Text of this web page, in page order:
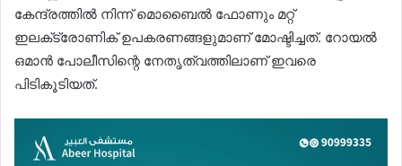
കേന്ദ്രത്തില്‍ നിന്ന് മൊബൈല്‍ ഫോണും മറ്റ്
ഇലക്‌ട്രോണിക് ഉപകരണങ്ങളുമാണ് മോഷ്ടിച്ചത്. റോയല്‍
ഒമാൻ പോലീസിന്റെ നേതൃത്വത്തിലാണ് ഇവരെ
പിടികൂടിയത്.